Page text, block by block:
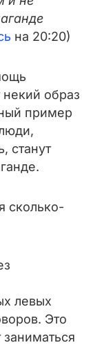
на 20:20)
образ
пример
станут
сколько-
левых
Это